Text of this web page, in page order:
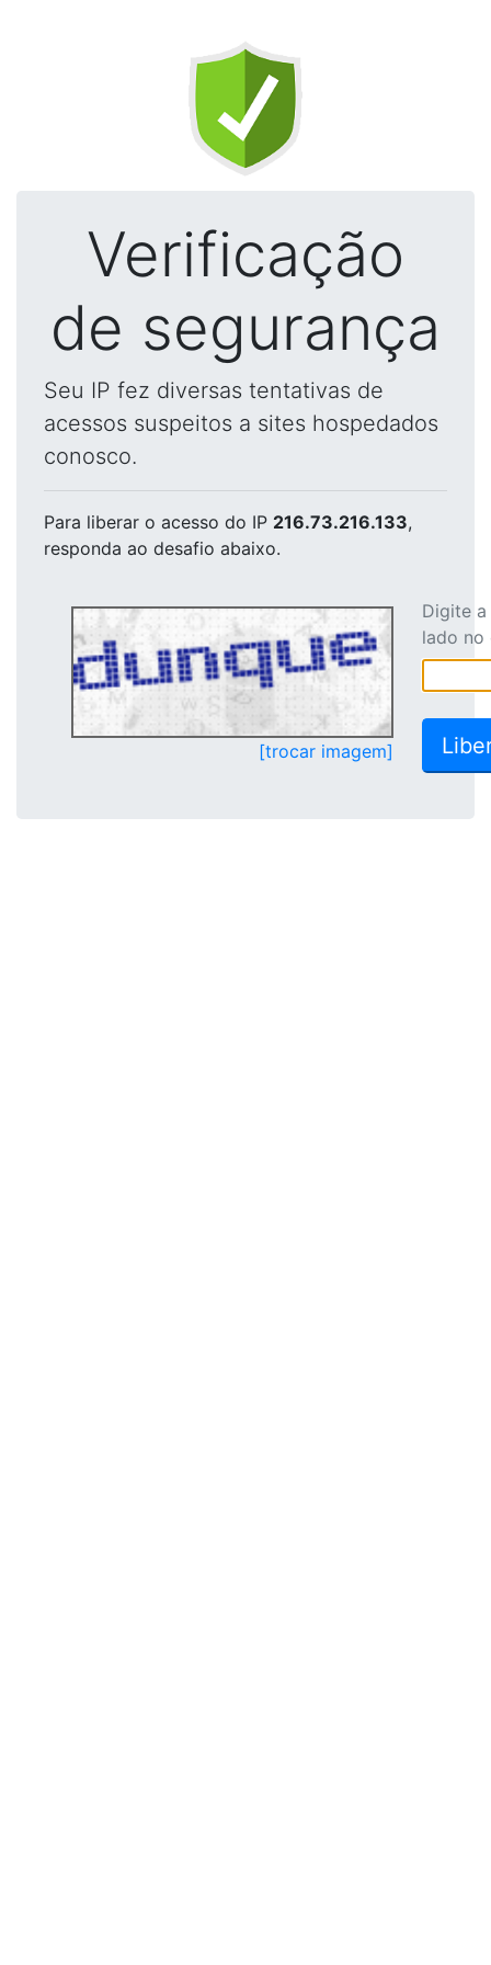
Verificação
de segurança
Seu IP fez diversas tentativas de
acessos suspeitos a sites hospedados
conosco.
Para liberar o acesso do IP 216.73.216.133,
responda ao desafio abaixo.
[trocar imagem]
Digite
lado no